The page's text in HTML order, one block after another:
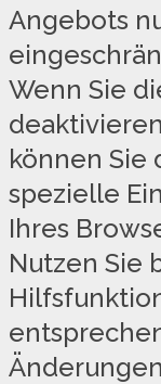
Angebots
Wenn Sie
können Sie
spezielle
Ihres
Nutzen Sie